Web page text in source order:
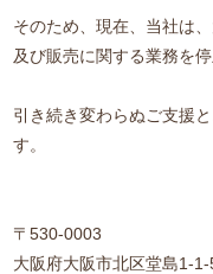
そのため、現在、当社は
及び販売に関する業務を停
引き続き変わらぬご支援
す。
〒530-0003
大阪府大阪市北区堂島1-1-